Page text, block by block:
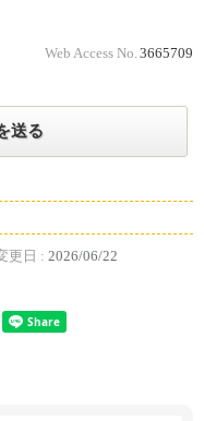
Web Access No. 3665709
送る
更日 : 2026/06/22